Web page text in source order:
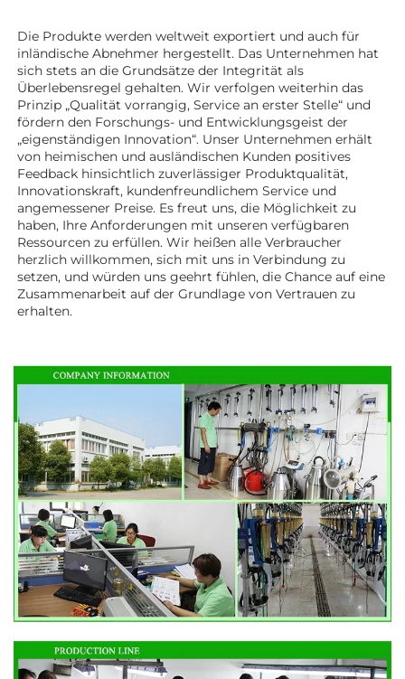
Die Produkte werden weltweit exportiert und auch für
inländische Abnehmer hergestellt. Das Unternehmen hat
sich stets an die Grundsätze der Integrität als
Überlebensregel gehalten. Wir verfolgen weiterhin das
Prinzip „Qualität vorrangig, Service an erster Stelle“ und
fördern den Forschungs- und Entwicklungsgeist der
„eigenständigen Innovation“. Unser Unternehmen erhält
von heimischen und ausländischen Kunden positives
Feedback hinsichtlich zuverlässiger Produktqualität,
Innovationskraft, kundenfreundlichem Service und
angemessener Preise. Es freut uns, die Möglichkeit zu
haben, Ihre Anforderungen mit unseren verfügbaren
Ressourcen zu erfüllen. Wir heißen alle Verbraucher
herzlich willkommen, sich mit uns in Verbindung zu
setzen, und würden uns geehrt fühlen, die Chance auf eine
Zusammenarbeit auf der Grundlage von Vertrauen zu
erhalten.